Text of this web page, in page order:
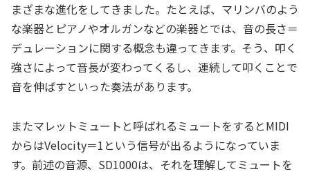
まざまな進化をしてきました。たとえば、マリンバのよう
な楽器とピアノやオルガンなどの楽器とでは、音の長さ＝
デュレーションに関する概念も違ってきます。そう、叩く
強さによって音長が変わってくるし、連続して叩くことで
音を伸ばすといった奏法があります。
またマレットミュートと呼ばれるミュートをするとMIDI
からはVelocity＝1という信号が出るようになっていま
す。前述の音源、SD1000は、それを理解してミュートを